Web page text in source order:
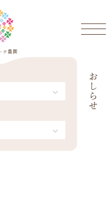
おしらせ